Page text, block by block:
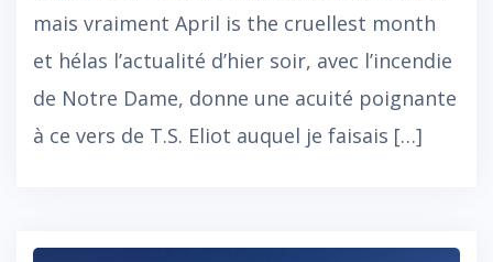
mais vraiment April is the cruellest month
et hélas l’actualité d’hier soir, avec l’incendie
de Notre Dame, donne une acuité poignante
à ce vers de T.S. Eliot auquel je faisais […]